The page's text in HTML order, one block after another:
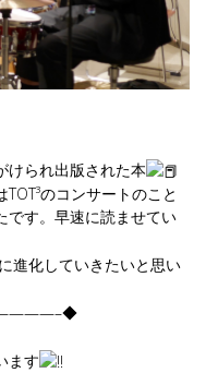
けられ出版された本
のコンサートのこと
です。早速に読ませてい
進化していきたいと思い
ます